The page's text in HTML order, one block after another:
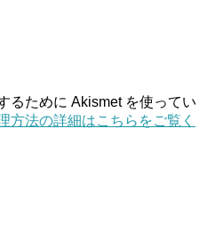
るために Akismet を使ってい
方法の詳細はこちらをご覧く